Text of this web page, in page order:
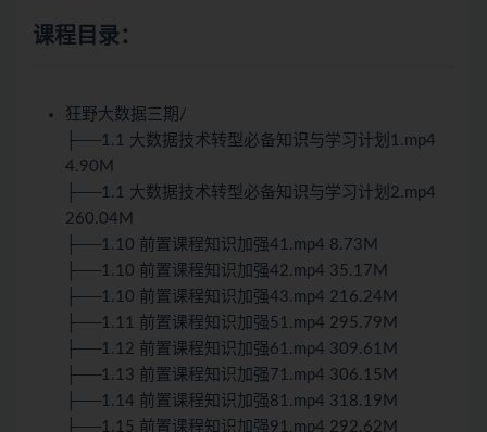
课程目录：
狂野大数据三期/
├──1.1 大数据技术转型必备知识与学习计划1.mp4
4.90M
├──1.1 大数据技术转型必备知识与学习计划2.mp4
260.04M
├──1.10 前置课程知识加强41.mp4 8.73M
├──1.10 前置课程知识加强42.mp4 35.17M
├──1.10 前置课程知识加强43.mp4 216.24M
├──1.11 前置课程知识加强51.mp4 295.79M
├──1.12 前置课程知识加强61.mp4 309.61M
├──1.13 前置课程知识加强71.mp4 306.15M
├──1.14 前置课程知识加强81.mp4 318.19M
├──1.15 前置课程知识加强91.mp4 292.62M